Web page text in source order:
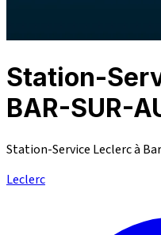
Station-
BAR-SUR-
Station-Service Leclerc à
Leclerc